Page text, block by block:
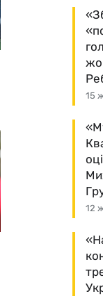
15
12